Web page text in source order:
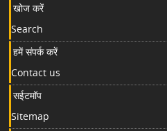
खोज करें
Search
हमें संपर्क करें
Contact us
सईटमॉप
Sitemap